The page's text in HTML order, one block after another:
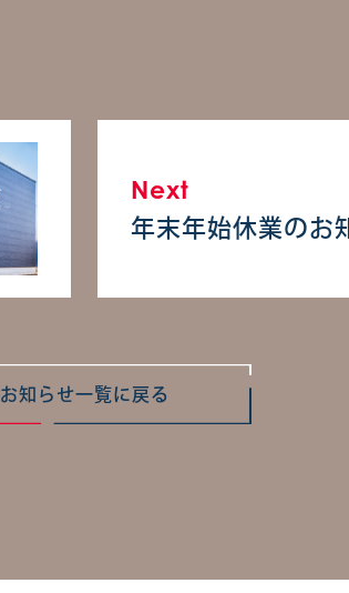
Next
年末年始休業のお
お知らせ一覧に戻る